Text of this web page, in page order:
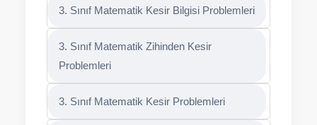
3. Sınıf Matematik Kesir Bilgisi Problemleri
3. Sınıf Matematik Zihinden Kesir
Problemleri
3. Sınıf Matematik Kesir Problemleri